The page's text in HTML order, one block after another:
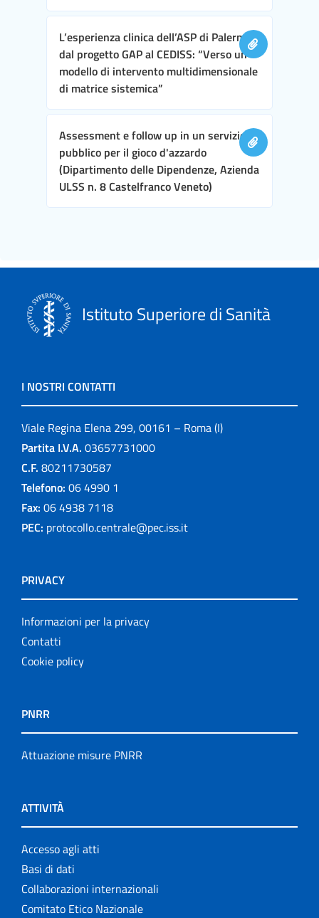
L’esperienza clinica dell’ASP di Palermo,
dal progetto GAP al CEDISS: “Verso un
modello di intervento multidimensionale
di matrice sistemica”
Assessment e follow up in un servizio
pubblico per il gioco d'azzardo
(Dipartimento delle Dipendenze, Azienda
ULSS n. 8 Castelfranco Veneto)
Istituto Superiore di Sanità
I NOSTRI CONTATTI
Viale Regina Elena 299, 00161 – Roma (I)
Partita I.V.A. 03657731000
C.F. 80211730587
Telefono: 06 4990 1
Fax: 06 4938 7118
PEC: protocollo.centrale@pec.iss.it
PRIVACY
Informazioni per la privacy
Contatti
Cookie policy
PNRR
Attuazione misure PNRR
ATTIVITÀ
Accesso agli atti
Basi di dati
Collaborazioni internazionali
Comitato Etico Nazionale